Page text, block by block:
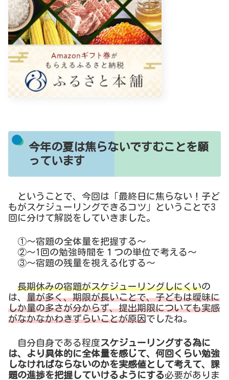
今年の夏は焦らないですむことを願
っています
ということで、今回は「最終日に焦らない！子ど
もがスケジューリングできるコツ」ということで3
回に分けて解説をしていきました。
①～宿題の全体量を把握する～
②～1回の勉強時間を１つの単位で考える～
③～宿題の残量を視える化する～
長期休みの宿題がスケジューリングしにくいの
は、 量が多く、期限が長いことで、子どもは曖昧に
しか量の多さが分からず、提出期限についても実感
がなかなかわきずらいことが原因でしたね。
自分自身である程度スケジューリングする為に
は、より具体的に全体量を感じて、何回くらい勉強
しなければならないのかを実感値として考えて、課
題の進捗を把握していけるようにする必要がありま